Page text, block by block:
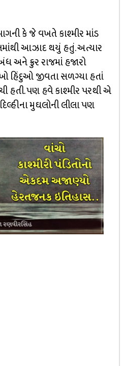
કે જે વખતે કાશ્મીર માંડ
આઝાદ થયું હતું. અત્યાર
અને ક્રુર રાજમાં હજારો
હિંદુઓ જીવતા સળગ્યા હતાં
હતી. પણ હવે કાશ્મીર પરથી એ
મુઘલોની લીલા પણ